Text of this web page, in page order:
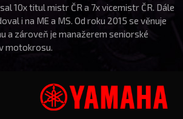
10x titul mistr ČR a 7x vicemistr ČR. Dále
i na ME a MS. Od roku 2015 se věnuje
a zároveň je manažerem seniorské
motokrosu.